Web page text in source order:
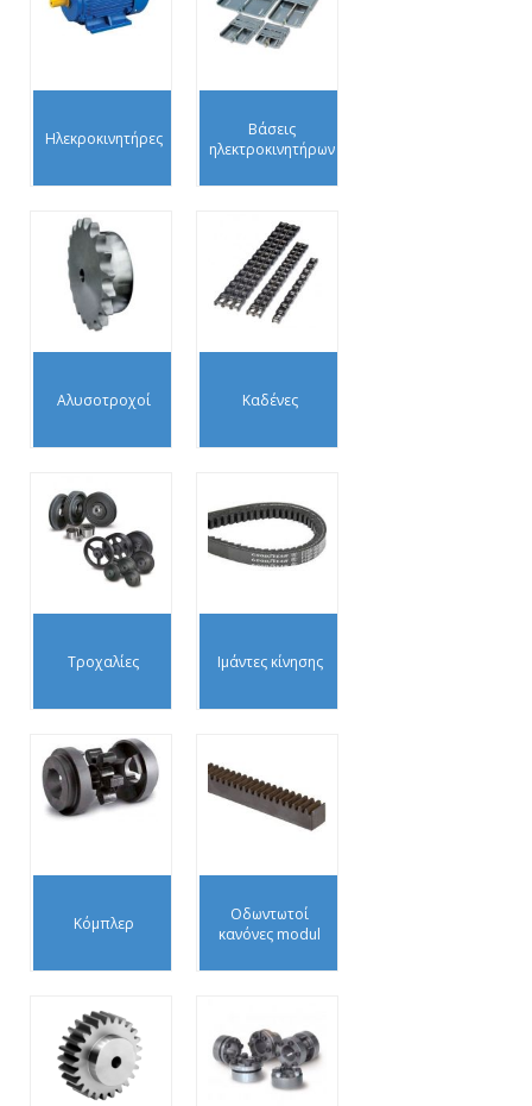
Ηλεκροκινητήρες
Βάσεις
ηλεκτροκινητήρων
Αλυσοτροχοί Καδένες
Τροχαλίες Ιμάντες κίνησης
Κόμπλερ
Οδωντωτοί
κανόνες modul